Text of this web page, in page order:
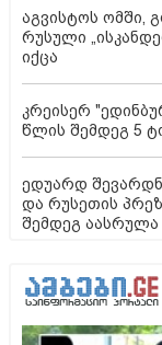
აგვისტოს ომში,
რუსული
იქცა
კრეისერ
წლის შემდეგ 5
ედუარდ
და რუსეთის
შემდეგ აასრულა